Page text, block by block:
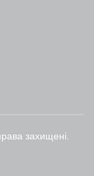
захищені.